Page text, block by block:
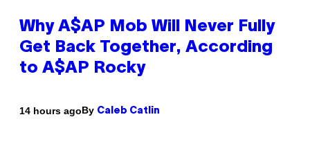
Why A$AP Mob Will Never Fully
Get Back Together, According
to A$AP Rocky
14 hours agoBy Caleb Catlin